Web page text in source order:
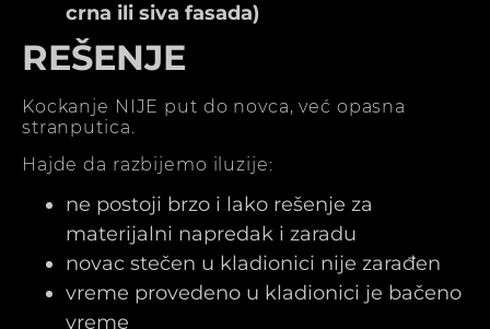
crna ili siva fasada)
REŠENJE
Kockanje NIJE put do novca, već opasna
stranputica.
Hajde da razbijemo iluzije:
ne postoji brzo i lako rešenje za
materijalni napredak i zaradu
novac stečen u kladionici nije zarađen
vreme provedeno u kladionici je bačeno
vreme